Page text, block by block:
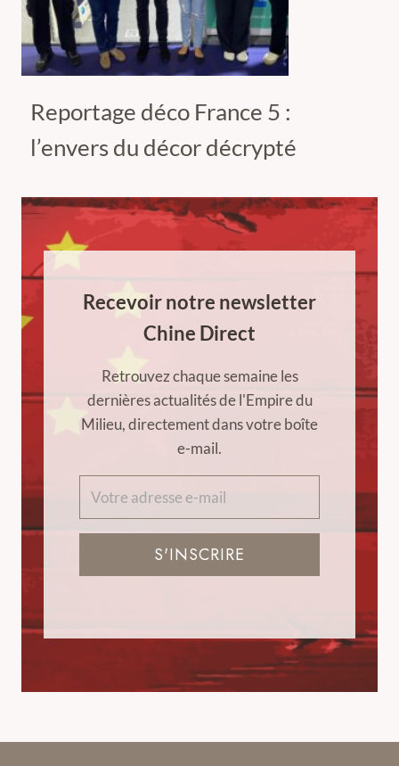
Reportage déco France 5 :
l’envers du décor décrypté
Recevoir notre newsletter
Chine Direct
Retrouvez chaque semaine les
dernières actualités de l'Empire du
Milieu, directement dans votre boîte
e-mail.
S'INSCRIRE